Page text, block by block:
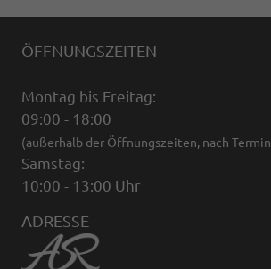
ÖFFNUNGSZEITEN
Montag bis Freitag:
09:00 - 18:00
(außerhalb der Öffnungszeiten, nach
Samstag:
10:00 - 13:00 Uhr
ADRESSE